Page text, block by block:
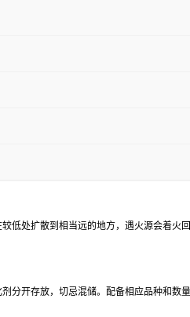
处扩散到相当远的地方，遇火源会着火
开存放，切忌混储。配备相应品种和数